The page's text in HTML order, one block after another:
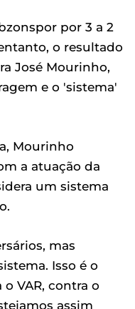
por 3 a 2
o resultado
José Mourinho,
e o 'sistema'
Mourinho
a atuação da
um sistema
mas
Isso é o
VAR, contra o
assim